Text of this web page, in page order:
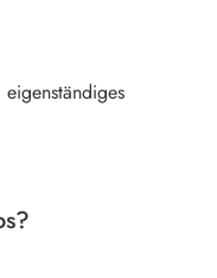
eigenständiges